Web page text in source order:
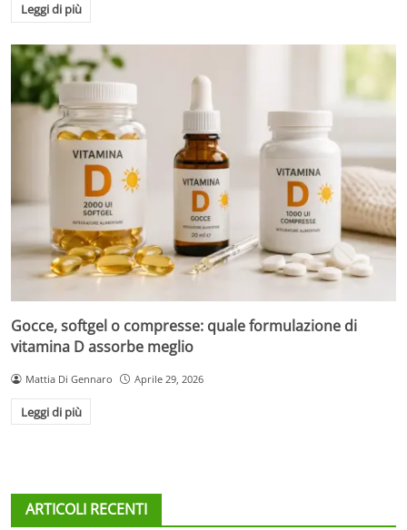
Leggi di più
Gocce, softgel o compresse: quale formulazione di
vitamina D assorbe meglio
Mattia Di Gennaro Aprile 29, 2026
Leggi di più
ARTICOLI RECENTI